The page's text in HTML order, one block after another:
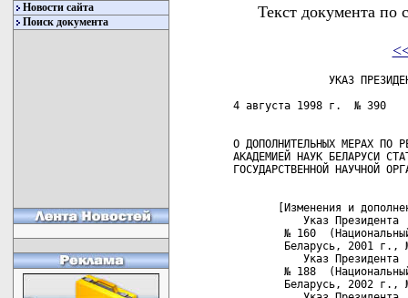
Новости сайта
Поиск документа
Текст документа по
УКАЗ ПРЕЗИДЕНТА РЕСПУБЛИКИ БЕЛАРУСЬ

 4 августа 1998 г.  № 390                                    г.Минск


 О ДОПОЛНИТЕЛЬНЫХ МЕРАХ ПО РЕАЛИЗАЦИИ НАЦИОНАЛЬНОЙ
 АКАДЕМИЕЙ НАУК БЕЛАРУСИ СТАТУСА ВЫСШЕЙ
 ГОСУДАРСТВЕННОЙ НАУЧНОЙ ОРГАНИЗАЦИИ


        [Изменения и дополнения:
            Указ Президента  Республики Беларусь от 22 марта 2001 г.
         № 160  (Национальный  реестр  правовых   актов   Республики
         Беларусь, 2001 г., № 31, 1/2511);
            Указ Президента  Республики Беларусь от 4 апреля 2002 г.
         № 188  (Национальный  реестр  правовых   актов   Республики
         Беларусь, 2002 г., № 43, 1/3612);
            Указ Президента  Республики Беларусь от 5  июля  2002 г.
         № 362  (Национальный  реестр  правовых   актов   Республики
         Беларусь, 2002 г., № 78, 1/3829);
            Указ Президента Республики Беларусь от 30  августа  2002
         г.  №  470  (Национальный  реестр правовых актов Республики
         Беларусь, 2002 г., № 100, 1/4004);
            Указ Президента Республики Беларусь от 11 августа 2005 г.
         №  367  (Национальный  реестр  правовых  актов  Республики
         Беларусь, 2005 г., № 127, 1/6693);
            Указ Президента Республики Беларусь от 12 января 2007 г.
         №  23  (Национальный  реестр  правовых   актов   Республики
         Беларусь, 2007 г., № 16, 1/8265) ]


     В целях  создания условий для реализации Национальной академией
наук Беларуси статуса высшей  государственной  научной  организации,
развития  ее  научного  потенциала,  повышения  роли фундаментальных
научных  исследований  в  ускорении  научно-технического   прогресса
ПОСТАНОВЛЯЮ:

     1. Установить, что Национальная академия наук Беларуси:
     дает оценку  состоянию   и   уровню   фундаментальных   научных
исследований  в  научных  организациях  и  высших учебных заведениях
республики на основании экспертных заключений Совета по  координации
фундаментальных исследований,  подготавливает предложения о мерах по
повышению эффективности этих исследований;
     обеспечивает совместно   с   заинтересованными  министерствами,
другими  республиканскими  органами   государственного   управления,
научными  организациями  и  высшими  учебными заведениями республики
контроль за целевым и эффективным использованием средств, выделяемых
из  республиканского  бюджета  на проведение фундаментальных научных
исследований;
     осуществляет совместно  с  другими заинтересованными и с учетом
мнения Совета по координации фундаментальных исследований подготовку
заявок   на   объемы   финансирования,  необходимые  для  выполнения
фундаментальных  научных  исследований   в   области   естественных,
технических,  гуманитарных и социальных наук и искусств, с указанием
его общего объема  и  объемов  ассигнований  для  министерств,  иных
республиканских   органов   государственного  управления  и  научных
организаций и представление указанных заявок в установленном порядке
в  Государственный комитет по науке и технологиям для включения этих
объемов   в   проекты   республиканского    бюджета    и    прогноза
социально-экономического  развития  Республики Беларусь на очередной
год. 
       _______________________________________________ _______ ___ _
         Абзац четвертый пункта 1 - с изменениями, внесенными Указом
         Президента Республики Беларусь от 12 января 2007 г. № 23

            осуществляет совместно  с  другими заинтересованными и с
         учетом  мнения  Совета   по   координации   фундаментальных
         исследований  подготовку  заявок  на объемы финансирования,
         необходимые   для   выполнения   фундаментальных    научных
         исследований    в    области   естественных,   технических,
         гуманитарных и социальных наук и искусств,  с указанием его
         общего объема и объемов ассигнований для министерств,  иных
         республиканских  органов  государственного   управления   и
         научных  организаций  и  представление  указанных  заявок в
         установленном порядке в Комитет по науке и технологиям  при
         Совете  Министров  Республики  Беларусь  для включения этих
         объемов  в  проекты  республиканского  бюджета  и  прогноза
         социально-экономического  развития  Республики  Беларусь на
         очередной год.
       _______________________________________________ _______ ___ _
         Абзац четвертый пункта 1 - с изменениями, внесенными Указом
         Президента Республики Беларусь от 4 апреля 2002 г. № 188

            осуществляет совместно с другими заинтересованными  и  с
         учетом   мнения   Совета   по  координации  фундаментальных
         исследований подготовку заявок  на  объемы  финансирования,
         необходимые    для   выполнения   фундаментальных   научных
         исследований   в   области    естественных,    технических,
         гуманитарных и социальных наук и искусств,  с указанием его
         общего объема и объемов ассигнований для министерств,  иных
         республиканских   органов   государственного  управления  и
         научных организаций  и  представление  указанных  заявок  в
         установленном  порядке в Государственный комитет по науке и
         технологиям  для   включения   этих   объемов   в   проекты
         республиканского         бюджета         и         прогноза
         социально-экономического развития  Республики  Беларусь  на
         очередной год.